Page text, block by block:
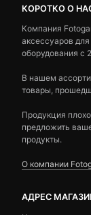
КОРОТКО О
Компания
аксессуаров
оборудования с
В нашем
товары,
Продукция
предложить
продукты.
О компании
АДРЕС